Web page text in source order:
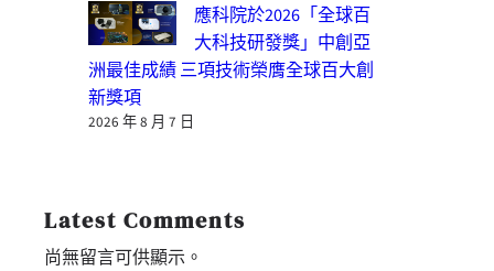
應科院於2026「全球百
大科技研發獎」中創亞
洲最佳成績 三項技術榮膺全球百大創
新獎項
2026 年 8 月 7 日
Latest Comments
尚無留言可供顯示。